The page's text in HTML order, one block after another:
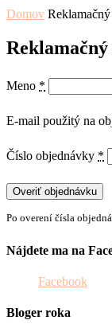
Domov
Meno *
E-mail použitý na
Číslo objednávky *
Overiť objednávku
Po overení čísla
Nájdete ma na
Facebook
Bloger roka